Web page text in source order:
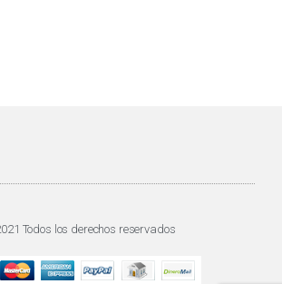
Todos los derechos reservados